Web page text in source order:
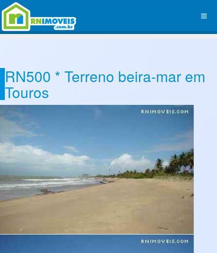
RN500 * Terreno beira-mar em
Touros